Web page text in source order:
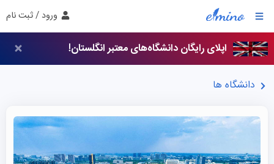
ورود / ثبت نام
اپلای رایگان دانشگاه‌های معتبر انگلستان!
دانشگاه ها